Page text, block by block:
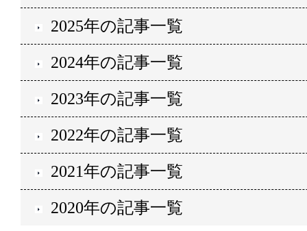
2025年の記事一覧
2024年の記事一覧
2023年の記事一覧
2022年の記事一覧
2021年の記事一覧
2020年の記事一覧